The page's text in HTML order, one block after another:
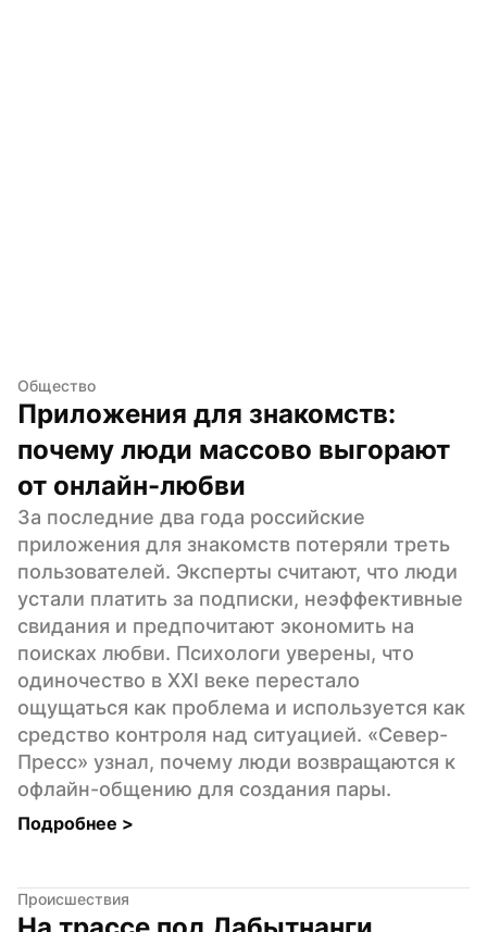
Общество
Приложения для знакомств:
почему люди массово выгорают
от онлайн-любви
За последние два года российские
приложения для знакомств потеряли треть
пользователей. Эксперты считают, что люди
устали платить за подписки, неэффективные
свидания и предпочитают экономить на
поисках любви. Психологи уверены, что
одиночество в XXI веке перестало
ощущаться как проблема и используется как
средство контроля над ситуацией. «Север-
Пресс» узнал, почему люди возвращаются к
офлайн-общению для создания пары.
Подробнее >
Происшествия